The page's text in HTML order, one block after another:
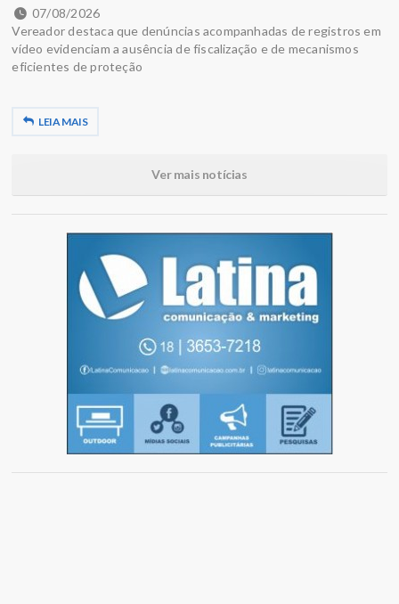
07/08/2026
Vereador destaca que denúncias acompanhadas de registros em
vídeo evidenciam a ausência de fiscalização e de mecanismos
eficientes de proteção
LEIA MAIS
Ver mais notícias